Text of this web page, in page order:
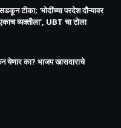
टीका; 'मोदींच्या परदेश दौऱ्यावर
व्यक्तीला', UBT चा टोला
येणार का? भाजप खासदाराचे